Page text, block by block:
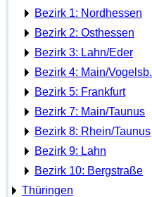
Bezirk 1: Nordhessen
Bezirk 2: Osthessen
Bezirk 3: Lahn/Eder
Bezirk 4: Main/Vogelsb.
Bezirk 5: Frankfurt
Bezirk 7: Main/Taunus
Bezirk 8: Rhein/Taunus
Bezirk 9: Lahn
Bezirk 10: Bergstraße
Thüringen